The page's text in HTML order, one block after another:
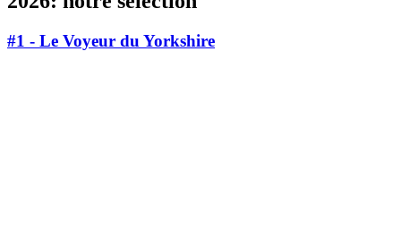
#1 - Le Voyeur du Yorkshire